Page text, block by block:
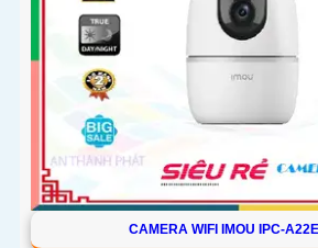
CAMERA WIFI IMOU IPC-